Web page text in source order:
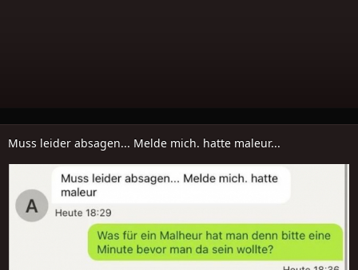
Muss leider absagen... Melde mich. hatte maleur...